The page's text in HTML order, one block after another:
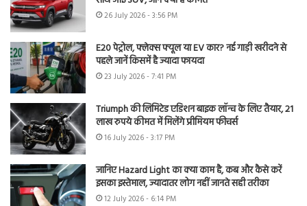
26 July 2026 - 3:56 PM
E20 पेट्रोल, फ्लेक्स फ्यूल या EV कार? नई गाड़ी खरीदने से
पहले जानें किसमें है ज्यादा फायदा
23 July 2026 - 7:41 PM
Triumph की लिमिटेड एडिशन बाइक लॉन्च के लिए तैयार, 21
लाख रुपये कीमत में मिलेंगे प्रीमियम फीचर्स
16 July 2026 - 3:17 PM
जानिए Hazard Light का क्या काम है, कब और कैसे करें
इसका इस्तेमाल, ज्यादातर लोग नहीं जानते सही तरीका
12 July 2026 - 6:14 PM